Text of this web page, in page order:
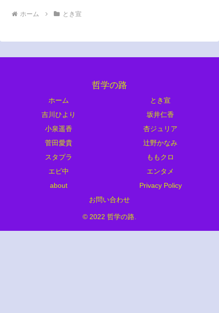
ホーム とき宣
哲学の路
ホーム
とき宣
吉川ひより
坂井仁香
小泉遥香
杏ジュリア
菅田愛貴
辻野かなみ
スタプラ
ももクロ
エビ中
エンタメ
about
Privacy Policy
お問い合わせ
© 2022 哲学の路.